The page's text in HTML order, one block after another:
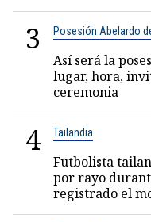
3 Posesión Abelardo
Así será la
lugar, hora,
ceremonia
4 Tailandia
Futbolista
por rayo
registrado el